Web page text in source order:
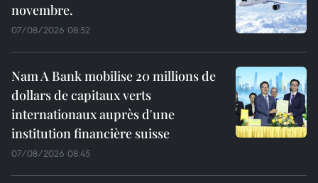
novembre.
07/08/2026 08:52
Nam A Bank mobilise 20 millions de
dollars de capitaux verts
internationaux auprès d'une
institution financière suisse
07/08/2026 08:45